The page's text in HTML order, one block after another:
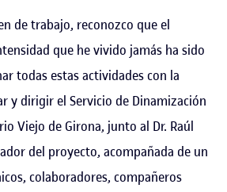
de trabajo, reconozco que el
que he vivido jamás ha sido
todas estas actividades con la
y dirigir el Servicio de Dinamización
Viejo de Girona, junto al Dr. Raúl
del proyecto, acompañada de un
colaboradores, compañeros